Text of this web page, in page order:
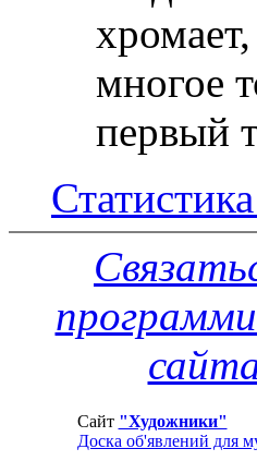
многое
первый
Сайт "Художники"
Доска об'явлений для